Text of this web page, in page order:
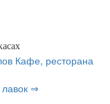
Кафе, ресторана
⇒